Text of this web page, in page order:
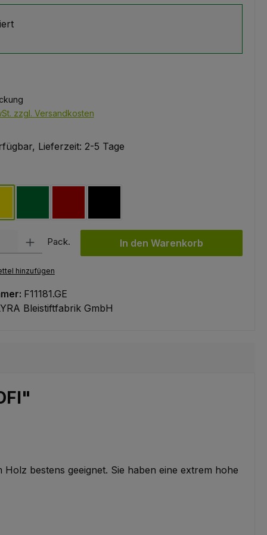
zzgl. Versandkosten
Lieferzeit: 2-5 Tage
Gib den gewünschten Wert ein oder benutze die Schaltflächen
Pack. In den Warenkorb
hinzufügen
F11181.GE
Bleistiftfabrik GmbH
bestens geeignet. Sie haben eine extrem hohe